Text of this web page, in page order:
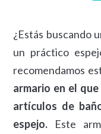
¿Estás buscando
un práctico
recomendamos
armario en el
artículos de
espejo. Este